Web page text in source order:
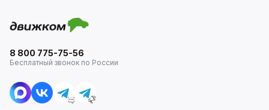
8 800 775-75-56
Бесплатный звонок по России